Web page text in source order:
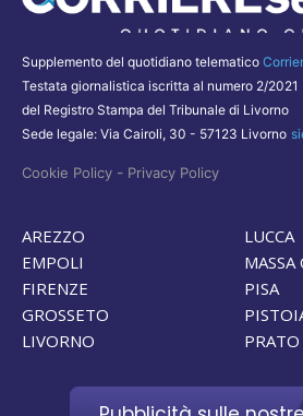
Supplemento del quotidiano telematico
Testata giornalistica iscritta al numero 2/2021
del Registro Stampa del Tribunale di Livorno
Sede legale: Via Cairoli, 30 - 57123 Livorno
Cookie Policy - Privacy Policy
AREZZO
EMPOLI
FIRENZE
GROSSETO
LIVORNO
LUCCA
MASSA
PISA
PRATO